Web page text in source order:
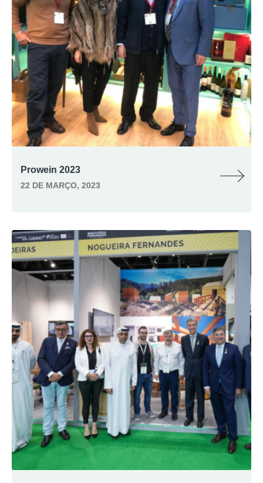
Prowein 2023
22 DE MARÇO, 2023